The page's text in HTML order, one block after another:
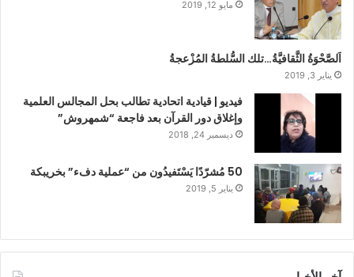
مايو 12, 2019
اَلصَّحْوَةُ الثَّقافيَّةُ…تلك السُّلطةُ المُزْعجةُ
يناير 3, 2019
فيديو | قيادية اتحادية تطالب بحل المجالس العلمية
وإغلاق دور القرآن بعد فاجعة “شمهروش”
ديسمبر 24, 2018
50 مُشرّدًا يَسْتَفيدُون من “عملية دفء” بخريبكة
يناير 5, 2019